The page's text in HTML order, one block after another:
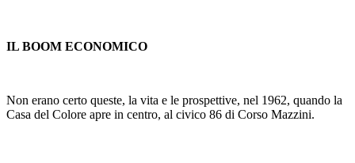
IL BOOM ECONOMICO
Non erano certo queste, la vita e le prospettive, nel 1962, quando la
Casa del Colore apre in centro, al civico 86 di Corso Mazzini.